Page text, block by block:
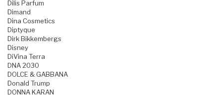
Dilis Parfum
Dimand
Dina Cosmetics
Diptyque
Dirk Bikkembergs
Disney
DiVina Terra
DNA 2030
DOLCE & GABBANA
Donald Trump
DONNA KARAN